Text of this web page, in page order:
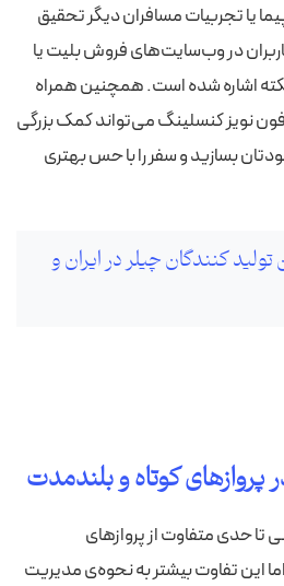
یا تجربیات مسافران دیگر تحقیق
در وب‌سایت‌های فروش بلیت یا
اشاره شده است. همچنین همراه
نویز کنسلینگ می‌تواند کمک بزرگی
بسازید و سفر را با حس بهتری
تولید کنندگان چیلر در ایران و
پروازهای کوتاه و بلندمدت
تا حدی متفاوت از پروازهای
این تفاوت بیشتر به نحوه‌ی مدیریت